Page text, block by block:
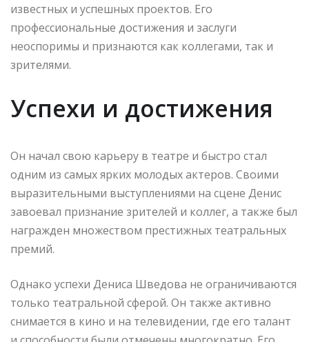
известных и успешных проектов. Его
профессиональные достижения и заслуги
неоспоримы и признаются как коллегами, так и
зрителями.
Успехи и достижения
Он начал свою карьеру в театре и быстро стал
одним из самых ярких молодых актеров. Своими
выразительными выступлениями на сцене Денис
завоевал признание зрителей и коллег, а также был
награжден множеством престижных театральных
премий.
Однако успехи Дениса Шведова не ограничиваются
только театральной сферой. Он также активно
снимается в кино и на телевидении, где его талант